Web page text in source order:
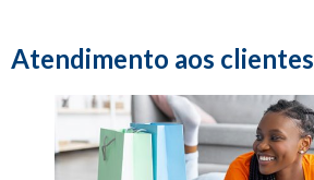
Atendimento aos clientes